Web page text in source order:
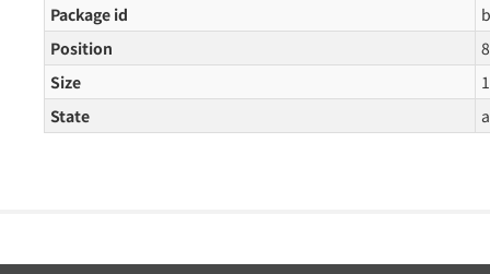
Package id
Position
8
Size
State